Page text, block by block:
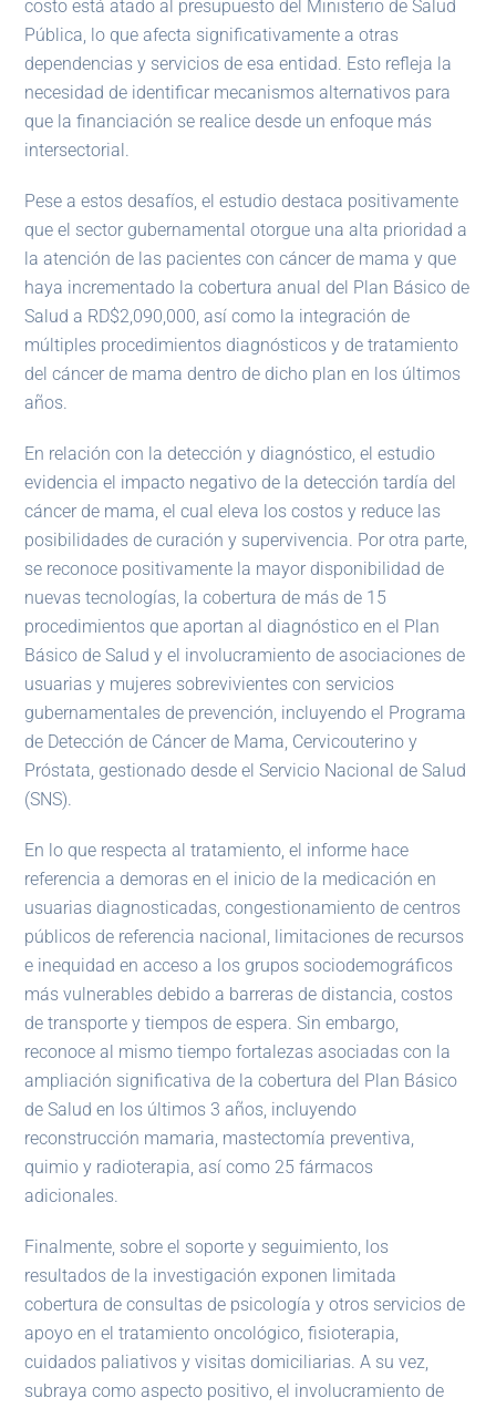
costo está atado al presupuesto del Ministerio de Salud
Pública, lo que afecta significativamente a otras
dependencias y servicios de esa entidad. Esto refleja la
necesidad de identificar mecanismos alternativos para
que la financiación se realice desde un enfoque más
intersectorial.
Pese a estos desafíos, el estudio destaca positivamente
que el sector gubernamental otorgue una alta prioridad a
la atención de las pacientes con cáncer de mama y que
haya incrementado la cobertura anual del Plan Básico de
Salud a RD$2,090,000, así como la integración de
múltiples procedimientos diagnósticos y de tratamiento
del cáncer de mama dentro de dicho plan en los últimos
años.
En relación con la detección y diagnóstico, el estudio
evidencia el impacto negativo de la detección tardía del
cáncer de mama, el cual eleva los costos y reduce las
posibilidades de curación y supervivencia. Por otra parte,
se reconoce positivamente la mayor disponibilidad de
nuevas tecnologías, la cobertura de más de 15
procedimientos que aportan al diagnóstico en el Plan
Básico de Salud y el involucramiento de asociaciones de
usuarias y mujeres sobrevivientes con servicios
gubernamentales de prevención, incluyendo el Programa
de Detección de Cáncer de Mama, Cervicouterino y
Próstata, gestionado desde el Servicio Nacional de Salud
(SNS).
En lo que respecta al tratamiento, el informe hace
referencia a demoras en el inicio de la medicación en
usuarias diagnosticadas, congestionamiento de centros
públicos de referencia nacional, limitaciones de recursos
e inequidad en acceso a los grupos sociodemográficos
más vulnerables debido a barreras de distancia, costos
de transporte y tiempos de espera. Sin embargo,
reconoce al mismo tiempo fortalezas asociadas con la
ampliación significativa de la cobertura del Plan Básico
de Salud en los últimos 3 años, incluyendo
reconstrucción mamaria, mastectomía preventiva,
quimio y radioterapia, así como 25 fármacos
adicionales.
Finalmente, sobre el soporte y seguimiento, los
resultados de la investigación exponen limitada
cobertura de consultas de psicología y otros servicios de
apoyo en el tratamiento oncológico, fisioterapia,
cuidados paliativos y visitas domiciliarias. A su vez,
subraya como aspecto positivo, el involucramiento de